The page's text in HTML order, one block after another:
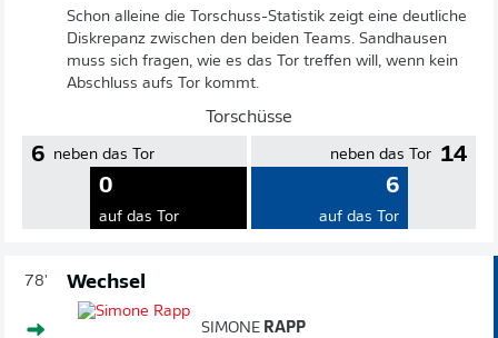
Schon alleine die Torschuss-Statistik zeigt eine deutliche
Diskrepanz zwischen den beiden Teams. Sandhausen
muss sich fragen, wie es das Tor treffen will, wenn kein
Abschluss aufs Tor kommt.
Torschüsse
6 neben das Tor
0
auf das Tor
14
neben das Tor
6
auf das Tor
78' Wechsel
SIMONE RAPP